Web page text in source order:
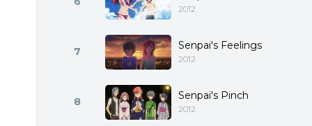
2012
7 Senpai's Feelings
2012
8 Senpai's Pinch
2012